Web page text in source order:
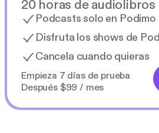
20 horas de audiolibros
Podcasts solo en Podimo
Disfruta los shows de
Cancela cuando quieras
Empieza 7 días de prueba
Después $99 / mes